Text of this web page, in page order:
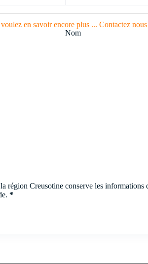
en savoir encore plus ... Contactez
Nom
région Creusotine conserve les
*